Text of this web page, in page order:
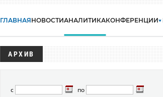
ГЛАВНАЯНОВОСТИАНАЛИТИКАКОНФЕРЕНЦИИ
АРХИВ
с по